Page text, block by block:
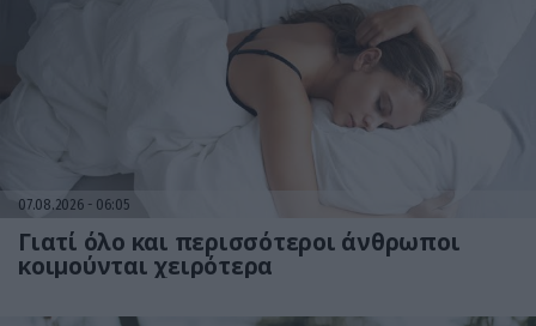
07.08.2026 06:05
Γιατί όλο και περισσότεροι άνθρωποι
κοιμούνται χειρότερα